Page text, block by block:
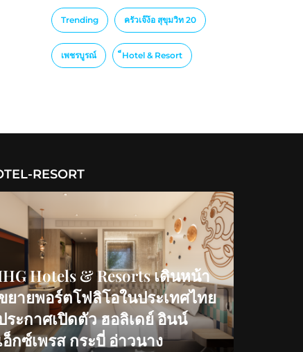
Trending ครัวเจ๊ง้อ สุขุมวิท 20
เพชรบูรณ์ ็Hotel & Resort
RESORT
Hotels & Resorts เดินหน้า
ยายพอร์ตโฟลิโอในประเทศไทย
ระกาศเปิดตัว ฮอลิเดย์ อินน์
อ็กซ์เพรส กระบี่ อ่าวนาง